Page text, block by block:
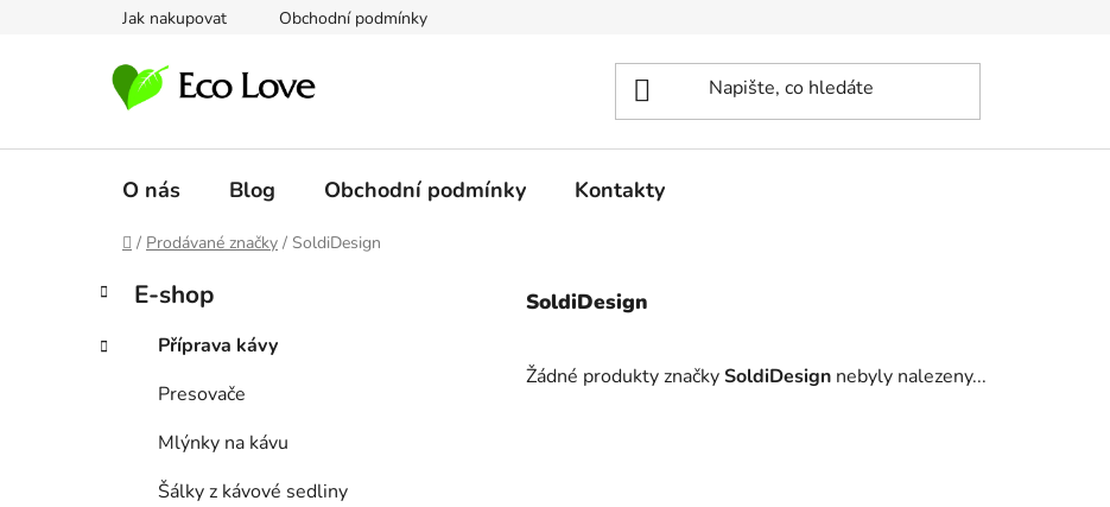
Jak nakupovat Obchodní podmínky
O nás Blog Obchodní podmínky Kontakty
Domů
/ Prodávané značky / SoldiDesign
P
s
Přeskočit
kategorie
K
a
e
E-shop
Příprava kávy
Presovače
Mlýnky na kávu
Šálky z kávové sedliny
SoldiDesign
Žádné produkty značkySoldiDesign nebyly nalezeny...